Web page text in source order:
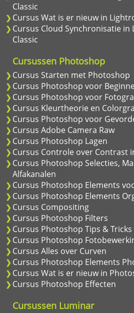
Classic
Cursus Wat is er nieuw in
Cursus Cloud Synchronisatie in
Classic
Cursussen Photoshop
Cursus Starten met Photoshop
Cursus Photoshop voor
Cursus Photoshop voor
Cursus Kleurtheorie en
Cursus Photoshop voor
Cursus Adobe Camera Raw
Cursus Photoshop Lagen
Cursus Controle over Contrast
Cursus Photoshop Selecties,
Alfakanalen
Cursus Photoshop Elements
Cursus Photoshop Elements
Cursus Compositing
Cursus Photoshop Filters
Cursus Photoshop Tips & Tricks
Cursus Photoshop
Cursus Alles over Curven
Cursus Photoshop Elements
Cursus Wat is er nieuw in
Cursus Photoshop Effecten
Cursussen Luminar